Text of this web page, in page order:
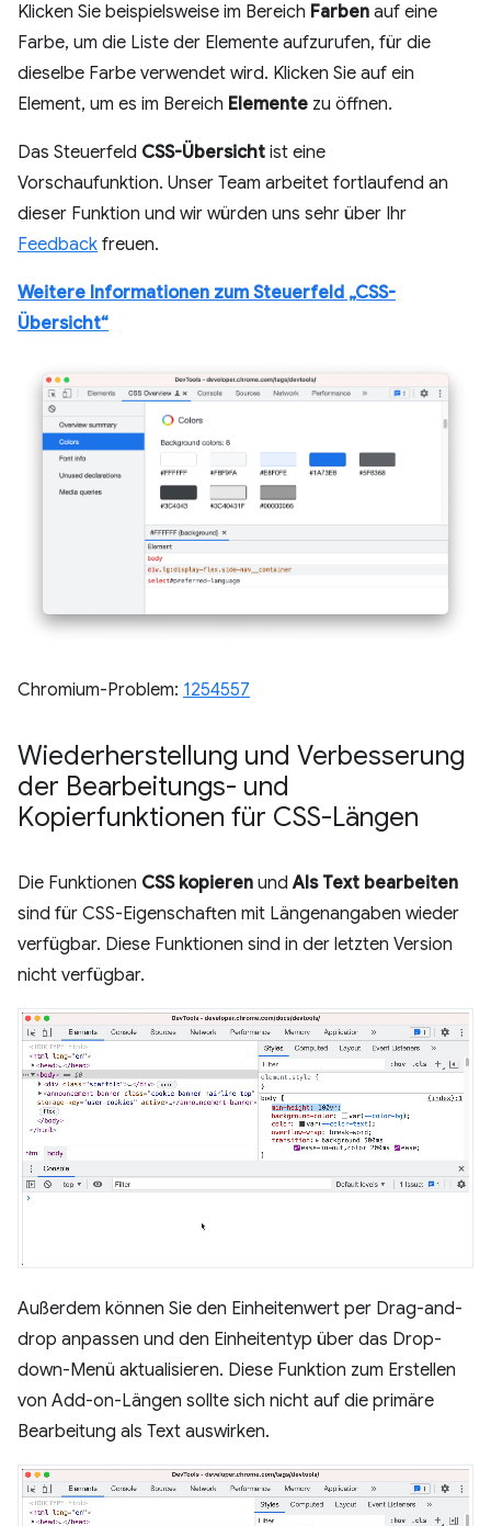
Klicken Sie beispielsweise im Bereich Farben auf eine
Farbe, um die Liste der Elemente aufzurufen, für die
dieselbe Farbe verwendet wird. Klicken Sie auf ein
Element, um es im Bereich Elemente zu öffnen.
Das Steuerfeld CSS-Übersicht ist eine
Vorschaufunktion. Unser Team arbeitet fortlaufend an
dieser Funktion und wir würden uns sehr über Ihr
Feedback freuen.
Weitere Informationen zum Steuerfeld „CSS-
Übersicht“
Chromium-Problem: 1254557
Wiederherstellung und Verbesserung
der Bearbeitungs- und
Kopierfunktionen für CSS-Längen
Die Funktionen CSS kopieren undAls Text bearbeiten
sind für CSS-Eigenschaften mit Längenangaben wieder
verfügbar. Diese Funktionen sind in der letzten Version
nicht verfügbar.
Außerdem können Sie den Einheitenwert per Drag-and-
drop anpassen und den Einheitentyp über das Drop-
down-Menü aktualisieren. Diese Funktion zum Erstellen
von Add-on-Längen sollte sich nicht auf die primäre
Bearbeitung als Text auswirken.